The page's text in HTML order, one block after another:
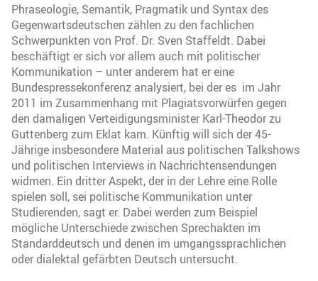
Phraseologie, Semantik, Pragmatik und Syntax des
Gegenwartsdeutschen zählen zu den fachlichen
Schwerpunkten von Prof. Dr. Sven Staffeldt. Dabei
beschäftigt er sich vor allem auch mit politischer
Kommunikation – unter anderem hat er eine
Bundespressekonferenz analysiert, bei der es im Jahr
2011 im Zusammenhang mit Plagiatsvorwürfen gegen
den damaligen Verteidigungsminister Karl-Theodor zu
Guttenberg zum Eklat kam. Künftig will sich der 45-
Jährige insbesondere Material aus politischen Talkshows
und politischen Interviews in Nachrichtensendungen
widmen. Ein dritter Aspekt, der in der Lehre eine Rolle
spielen soll, sei politische Kommunikation unter
Studierenden, sagt er. Dabei werden zum Beispiel
mögliche Unterschiede zwischen Sprechakten im
Standarddeutsch und denen im umgangssprachlichen
oder dialektal gefärbten Deutsch untersucht.